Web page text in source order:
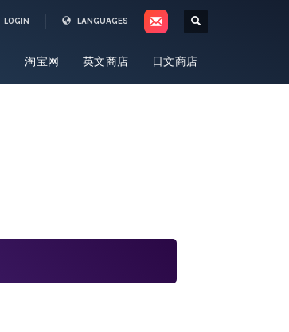
LOGIN LANGUAGES
淘宝网 英文商店 日文商店